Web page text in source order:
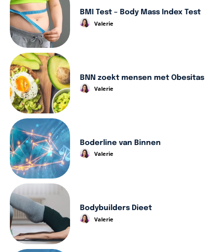
BMI Test – Body Mass Index Test
Valerie
BNN zoekt mensen met Obesitas
Valerie
Boderline van Binnen
Valerie
Bodybuilders Dieet
Valerie